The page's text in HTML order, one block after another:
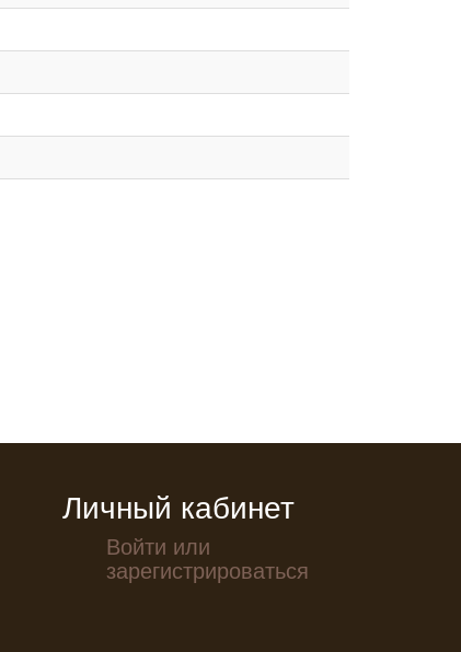
Личный кабинет
Войти или
зарегистрироваться